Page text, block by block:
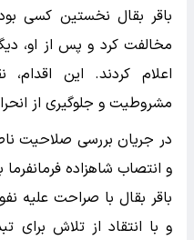
باقر بقال نخستین کسی
مخالفت کرد و پس از او،
اعلام کردند. این
مشروطیت و جلوگیری از
در جریان بررسی صلاحیت
و انتصاب شاهزاده
باقر بقال با صراحت علیه
و با انتقاد از تلاش برای